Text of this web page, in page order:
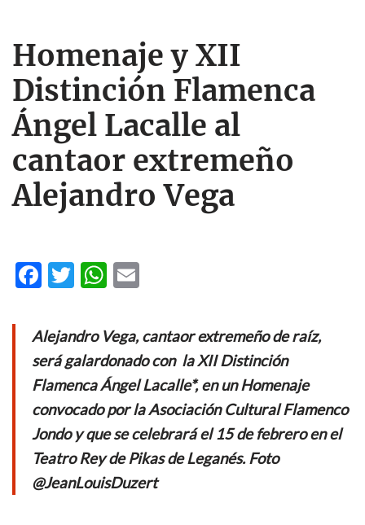
Homenaje y XII
Distinción Flamenca
Ángel Lacalle al
cantaor extremeño
Alejandro Vega
F
e
b
o
o
k
T
itt
er
W
at
s
A
p
p
ail
Alejandro Vega, cantaor extremeño de raíz,
será galardonado con la XII Distinción
Flamenca Ángel Lacalle*, en un Homenaje
convocado por la Asociación Cultural Flamenco
Jondo y que se celebrará el 15 de febrero en el
Teatro Rey de Pikas de Leganés. Foto
@JeanLouisDuzert